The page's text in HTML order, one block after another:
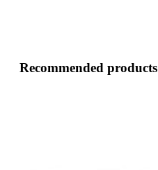
Recommended products